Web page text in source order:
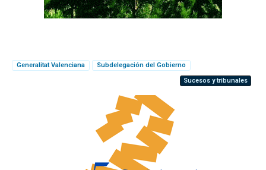
Generalitat Valenciana
Subdelegación del Gobierno
Sucesos y tribunales